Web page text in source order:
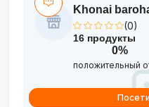
Khonai
(0)
16 продукты
0%
положительный